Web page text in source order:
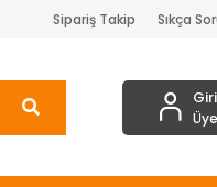
Sipariş Takip Sıkça